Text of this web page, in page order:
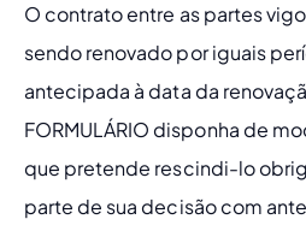
O contrato entre as partes
sendo renovado por iguais
antecipada à data da
FORMULÁRIO disponha de
que pretende rescindi-lo
parte de sua decisão com